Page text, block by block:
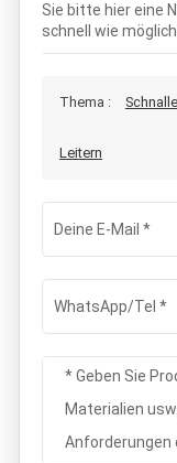
Sie bitte hier eine
schnell wie
Thema :
Leitern